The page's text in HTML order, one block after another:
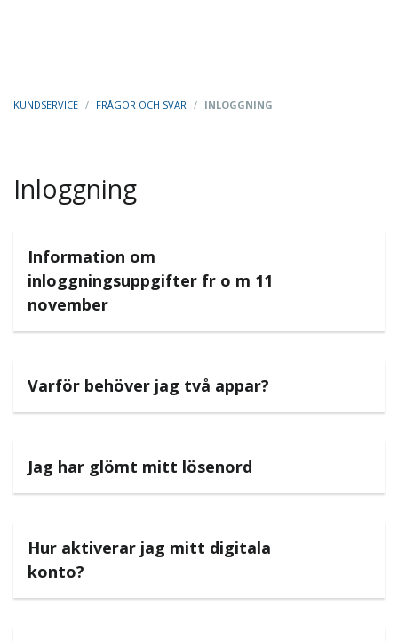
KUNDSERVICE / FRÅGOR OCH SVAR / INLOGGNING
Inloggning
Information om
inloggningsuppgifter fr o m 11
november
Varför behöver jag två appar?
Jag har glömt mitt lösenord
Hur aktiverar jag mitt digitala
konto?